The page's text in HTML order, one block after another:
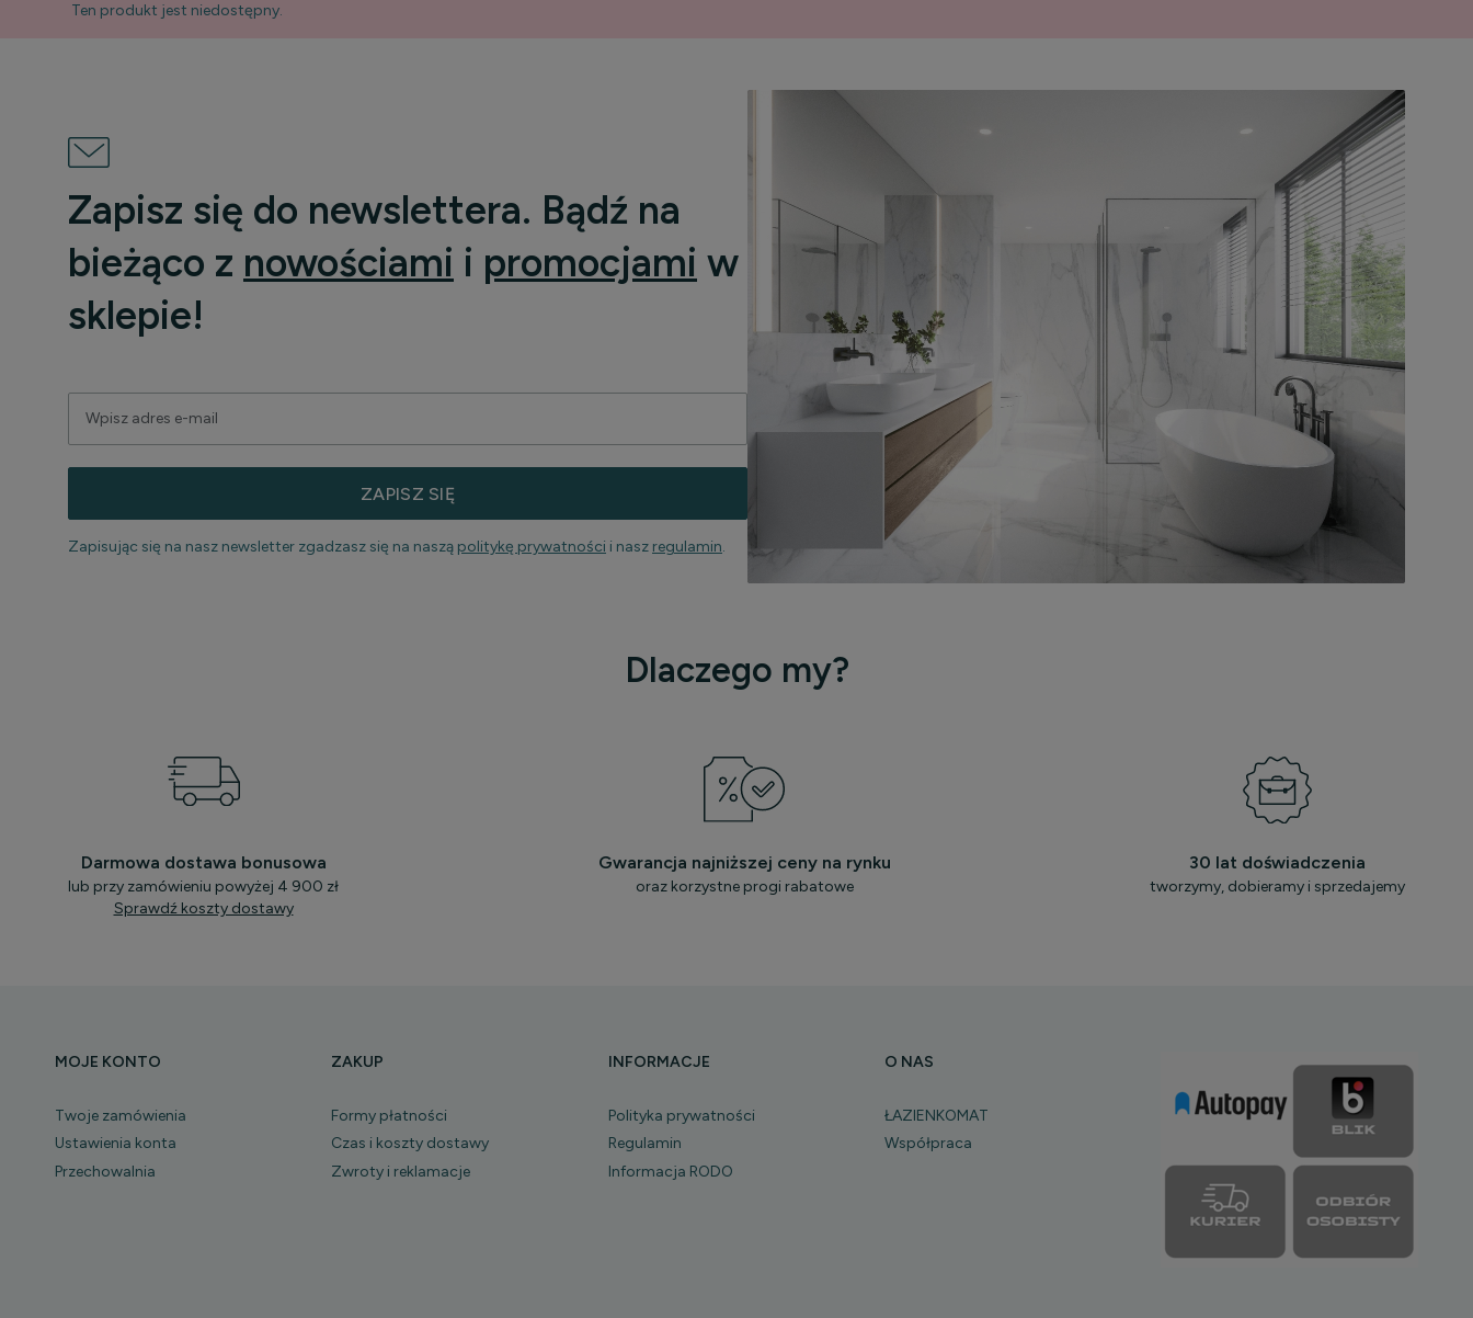
Ten produkt jest niedostępny.
Zapisz się do newslettera. Bądź na
bieżąco z nowościami i promocjami w
sklepie!
ZAPISZ SIĘ
Zapisując się na nasz newsletter zgadzasz się na naszą politykę prywatności i nasz regulamin.
Dlaczego my?
Darmowa dostawa bonusowa
lub przy zamówieniu powyżej 4 900 zł
Sprawdź koszty dostawy
Gwarancja najniższej ceny na rynku
oraz korzystne progi rabatowe
30 lat doświadczenia
tworzymy, dobieramy i sprzedajemy
MOJE KONTO
Twoje zamówienia
Ustawienia konta
Przechowalnia
ZAKUP
Formy płatności
Czas i koszty dostawy
Zwroty i reklamacje
INFORMACJE
Polityka prywatności
Regulamin
Informacja RODO
O NAS
ŁAZIENKOMAT
Współpraca